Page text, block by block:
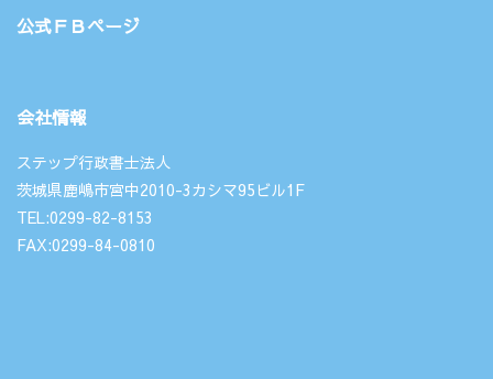
公式ＦＢページ
会社情報
ステップ行政書士法人
茨城県鹿嶋市宮中2010-3カシマ95ビル1F
TEL:0299-82-8153
FAX:0299-84-0810